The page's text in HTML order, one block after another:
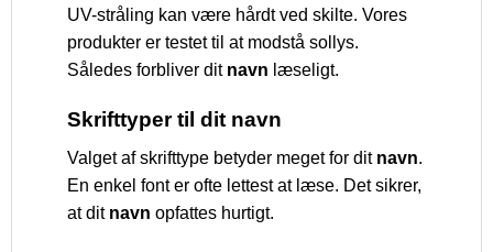
UV-stråling kan være hårdt ved skilte. Vores
produkter er testet til at modstå sollys.
Således forbliver dit navn læseligt.
Skrifttyper til dit navn
Valget af skrifttype betyder meget for dit navn.
En enkel font er ofte lettest at læse. Det sikrer,
at dit navn opfattes hurtigt.